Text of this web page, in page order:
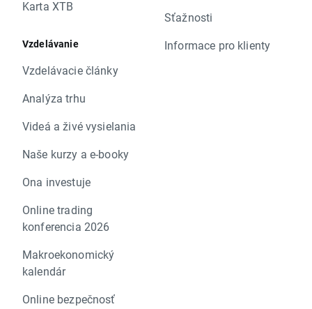
Karta XTB
Vzdelávanie
Vzdelávacie články
Analýza trhu
Videá a živé vysielania
Naše kurzy a e-booky
Ona investuje
Online trading
konferencia 2026
Makroekonomický
kalendár
Online bezpečnosť
Sťažnosti
Informace pro klienty